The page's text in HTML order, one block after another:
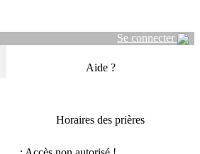
Se connecter
Aide ?
Horaires des prières